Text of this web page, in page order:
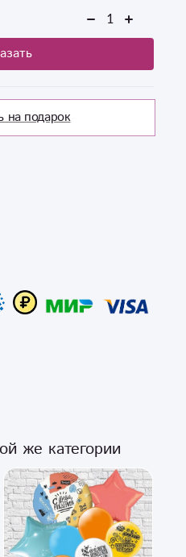
на подарок
же категории